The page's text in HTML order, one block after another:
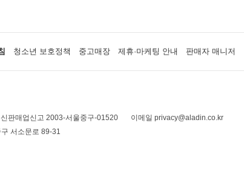
청소년 보호정책 중고매장 제휴·마케팅 안내 판매자 매니저
판매업신고 2003-서울중구-01520
이메일 privacy@aladin.co.kr
서소문로 89-31